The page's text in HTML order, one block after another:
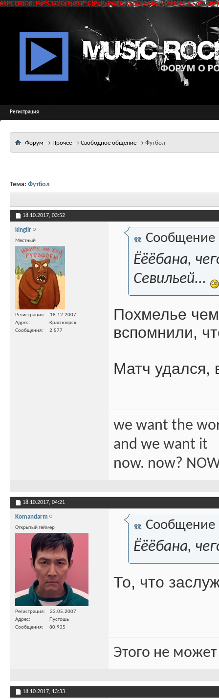
SAPE ERROR: РќР°СЂСѓС€РµРЅР° С†РµР»РѕСЃС‚РЅРѕСЃС‚СЊ РґР°РЅРЅС‹С…
Регистрация
Форум → Прочее → Свободное общение → Футбол
Тема: Футбол
18.10.2017, 03:52
kinglir
Местный
Регистрация
18.12.2007
Адрес
Красноярск
Сообщения
2,577
Сообщение
Ёёёбана,
Севильей...
Похмелье
вспомнили,
Матч удался,
we want the
and we want it
now. now?
18.10.2017, 04:21
Komandarm
Открытый геймер
Регистрация
23.05.2007
Адрес
Пустошь
Сообщения
80,935
Сообщение
Ёёёбана,
То, что
Этого не
18.10.2017, 13:33